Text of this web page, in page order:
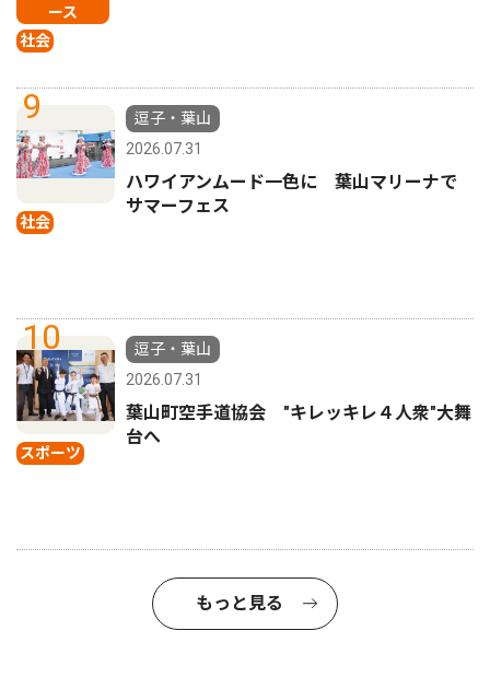
ース
社会
9
社会
逗子・葉山
2026.07.31
ハワイアンムード一色に 葉山マリーナで
サマーフェス
10
スポーツ
逗子・葉山
2026.07.31
葉山町空手道協会 "キレッキレ４人衆"大舞
台へ
もっと見る